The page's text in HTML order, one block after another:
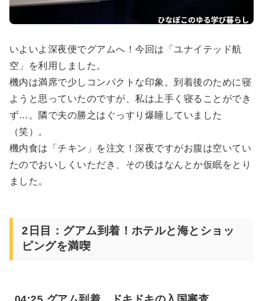
いよいよ深夜便でグアムへ！今回は「ユナイテッド航
空」を利用しました。
機内は満席で少しコンパクトな印象。到着後のために寝
ようと思っていたのですが、私は上手く寝ることができ
ず…。隣で夫の勝之はぐっすり爆睡していました
（笑）。
機内食は「チキン」を注文！深夜ですがお腹は空いてい
たのでおいしくいただき、その後はなんとか仮眠をとり
ました。
2日目：グアム到着！ホテルと海とショッ
ピングを満喫